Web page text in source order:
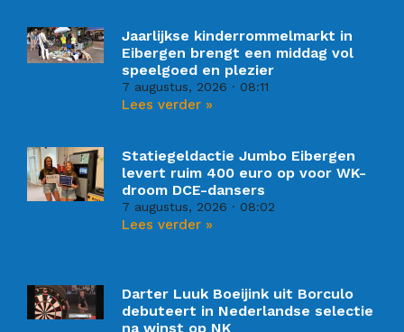
Jaarlijkse kinderrommelmarkt in
Eibergen brengt een middag vol
speelgoed en plezier
7 augustus, 2026 08:11
Lees verder »
Statiegeldactie Jumbo Eibergen
levert ruim 400 euro op voor WK-
droom DCE-dansers
7 augustus, 2026 08:02
Lees verder »
Darter Luuk Boeijink uit Borculo
debuteert in Nederlandse selectie
na winst op NK